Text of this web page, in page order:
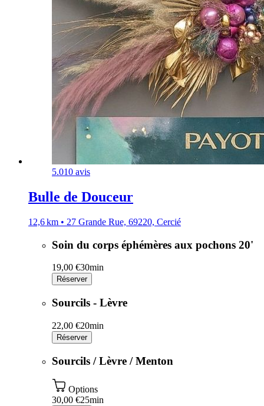
5.010 avis
Bulle de Douceur
12,6 km • 27 Grande Rue, 69220, Cercié
Soin du corps éphémères aux pochons 20'
19,00 €30min
Réserver
Sourcils - Lèvre
22,00 €20min
Réserver
Sourcils / Lèvre / Menton
Options
30,00 €25min